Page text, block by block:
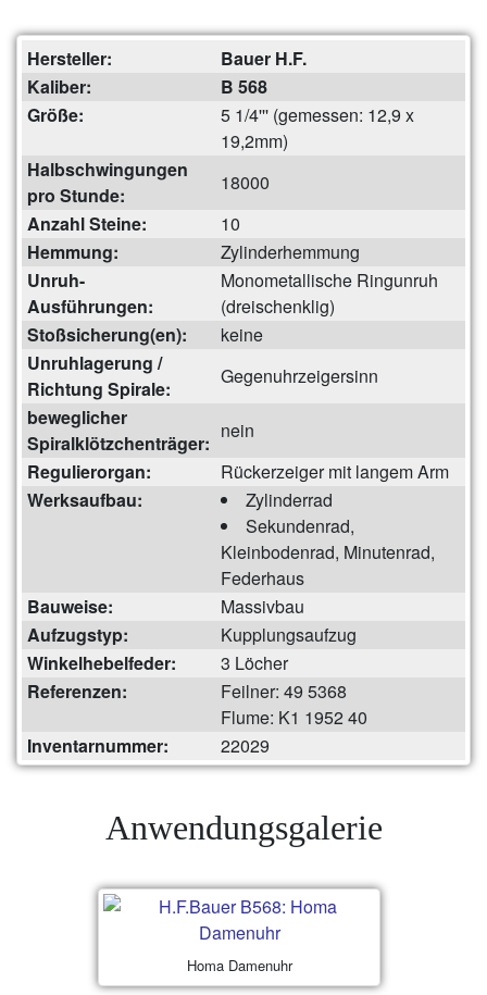
Hersteller:
Bauer H.F.
Kaliber:
B 568
Größe:
5 1/4''' (gemessen: 12,9 x
19,2mm)
Halbschwingungen
pro Stunde:
18000
Anzahl Steine:
10
Hemmung:
Zylinderhemmung
Unruh-
Ausführungen:
Monometallische Ringunruh
(dreischenklig)
Stoßsicherung(en):
keine
Unruhlagerung /
Richtung Spirale:
Gegenuhrzeigersinn
beweglicher
Spiralklötzchenträger:
nein
Regulierorgan:
Rückerzeiger mit langem Arm
Werksaufbau:
Zylinderrad
Sekundenrad,
Kleinbodenrad, Minutenrad,
Federhaus
Bauweise:
Massivbau
Aufzugstyp:
Kupplungsaufzug
Winkelhebelfeder:
3 Löcher
Referenzen:
Feilner: 49 5368
Flume: K1 1952 40
Inventarnummer:
22029
Anwendungsgalerie
Homa Damenuhr